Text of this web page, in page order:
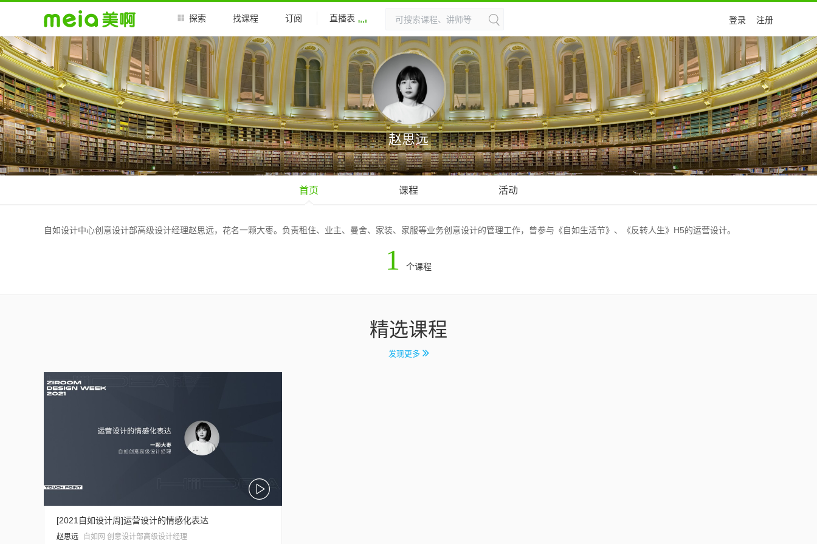
探索 找课程 订阅 直播表 登录 注册
赵思远
首页 课程 活动
自如设计中心创意设计部高级设计经理赵思远，花名一颗大枣。负责租住、业主、曼舍、家装、家服等业务创意设计的管理工作，曾参与《自如生活节》、《反转人生》H5的运营设计。
1 个课程
精选课程
发现更多
[2021自如设计周]运营设计的情感化表达
赵思远 自如网 创意设计部高级设计经理